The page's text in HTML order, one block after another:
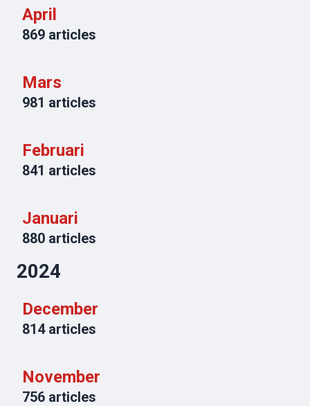
April
869 articles
Mars
981 articles
Februari
841 articles
Januari
880 articles
2024
December
814articles
November
756 articles